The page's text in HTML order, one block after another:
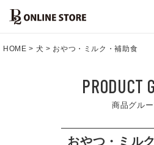
HOME 犬 おやつ・ミルク・補助食
PRODUCT
商品グル
おやつ・ミル